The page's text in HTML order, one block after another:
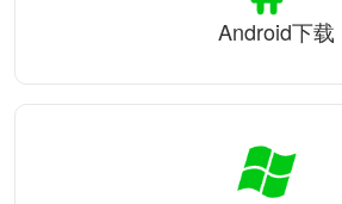
Android下载